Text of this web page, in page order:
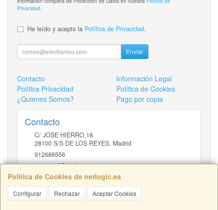
Política de Cookies de netlogic.es
Configurar Rechazar Aceptar Cookies
Privacidad
He leído y acepto la Política de Privacidad.
Enviar
Contacto
Información Legal
Política Privacidad
Política de Cookies
¿Quienes Somos?
Pago por copia
Contacto
C/ JOSE HIERRO,18
28100 S/S DE LOS REYES, Madrid
912686556
comercial@netlogic.es
Horario